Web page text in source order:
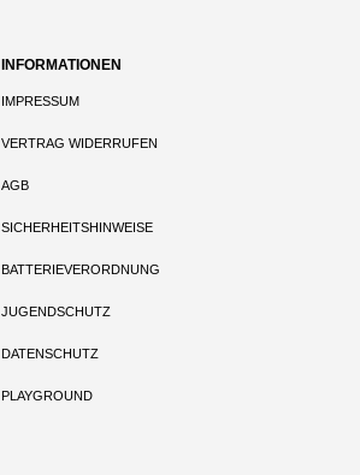
INFORMATIONEN
IMPRESSUM
VERTRAG WIDERRUFEN
AGB
SICHERHEITSHINWEISE
BATTERIEVERORDNUNG
JUGENDSCHUTZ
DATENSCHUTZ
PLAYGROUND